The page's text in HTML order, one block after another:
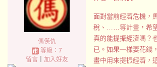
傌偀仇
等級：7
留言｜ 加入好友
面對當前經濟危機，
稅、……等計畫，希望
真的能提振經濟嗎？
已。如果一樣要花錢
畫中用來提振經濟，